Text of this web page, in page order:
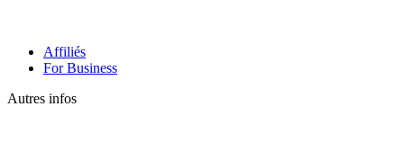
Affiliés
For Business
Autres infos